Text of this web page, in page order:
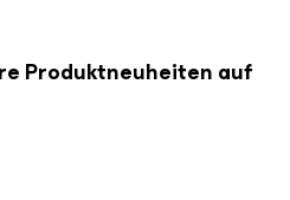
Produktneuheiten auf